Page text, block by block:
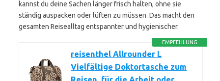
kannst du deine Sachen länger frisch halten, ohne sie
ständig auspacken oder lüften zu müssen. Das macht den
gesamten Reisealltag entspannter und hygienischer.
EMPFEHLUNG
reisenthel Allrounder L
Vielfältige Doktortasche zum